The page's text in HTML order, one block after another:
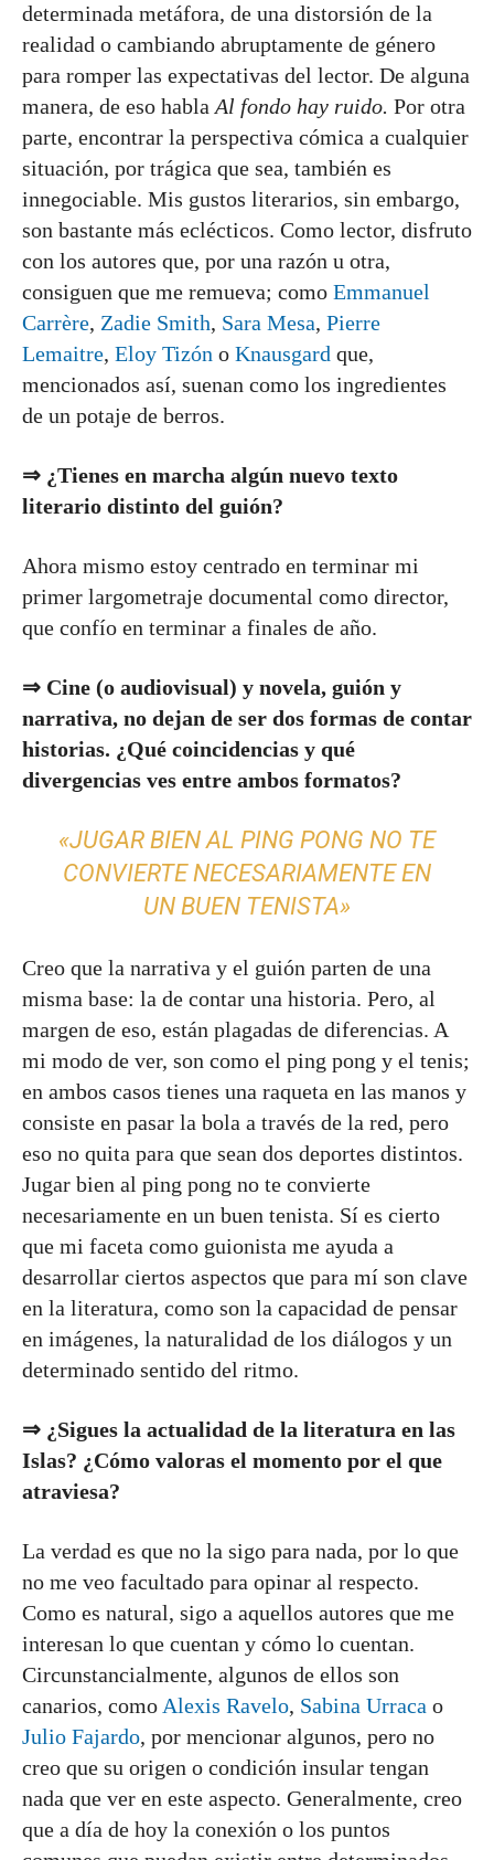
determinada metáfora, de una distorsión de la
realidad o cambiando abruptamente de género
para romper las expectativas del lector. De alguna
manera, de eso hablaAl fondo hay ruido. Por otra
parte, encontrar la perspectiva cómica a cualquier
situación, por trágica que sea, también es
innegociable. Mis gustos literarios, sin embargo,
son bastante más eclécticos. Como lector, disfruto
con los autores que, por una razón u otra,
consiguen que me remueva; como Emmanuel
Carrère, Zadie Smith, Sara Mesa, Pierre
Lemaitre, Eloy Tizón o Knausgard que,
mencionados así, suenan como los ingredientes
de un potaje de berros.
⇒ ¿Tienes en marcha algún nuevo texto
literario distinto del guión?
Ahora mismo estoy centrado en terminar mi
primer largometraje documental como director,
que confío en terminar a finales de año.
⇒ Cine (o audiovisual) y novela, guión y
narrativa, no dejan de ser dos formas de contar
historias. ¿Qué coincidencias y qué
divergencias ves entre ambos formatos?
«JUGAR BIEN AL PING PONG NO TE
CONVIERTE NECESARIAMENTE EN
UN BUEN TENISTA»
Creo que la narrativa y el guión parten de una
misma base: la de contar una historia. Pero, al
margen de eso, están plagadas de diferencias. A
mi modo de ver, son como el ping pong y el tenis;
en ambos casos tienes una raqueta en las manos y
consiste en pasar la bola a través de la red, pero
eso no quita para que sean dos deportes distintos.
Jugar bien al ping pong no te convierte
necesariamente en un buen tenista. Sí es cierto
que mi faceta como guionista me ayuda a
desarrollar ciertos aspectos que para mí son clave
en la literatura, como son la capacidad de pensar
en imágenes, la naturalidad de los diálogos y un
determinado sentido del ritmo.
⇒ ¿Sigues la actualidad de la literatura en las
Islas? ¿Cómo valoras el momento por el que
atraviesa?
La verdad es que no la sigo para nada, por lo que
no me veo facultado para opinar al respecto.
Como es natural, sigo a aquellos autores que me
interesan lo que cuentan y cómo lo cuentan.
Circunstancialmente, algunos de ellos son
canarios, comoAlexis Ravelo, Sabina Urraca o
Julio Fajardo, por mencionar algunos, pero no
creo que su origen o condición insular tengan
nada que ver en este aspecto. Generalmente, creo
que a día de hoy la conexión o los puntos